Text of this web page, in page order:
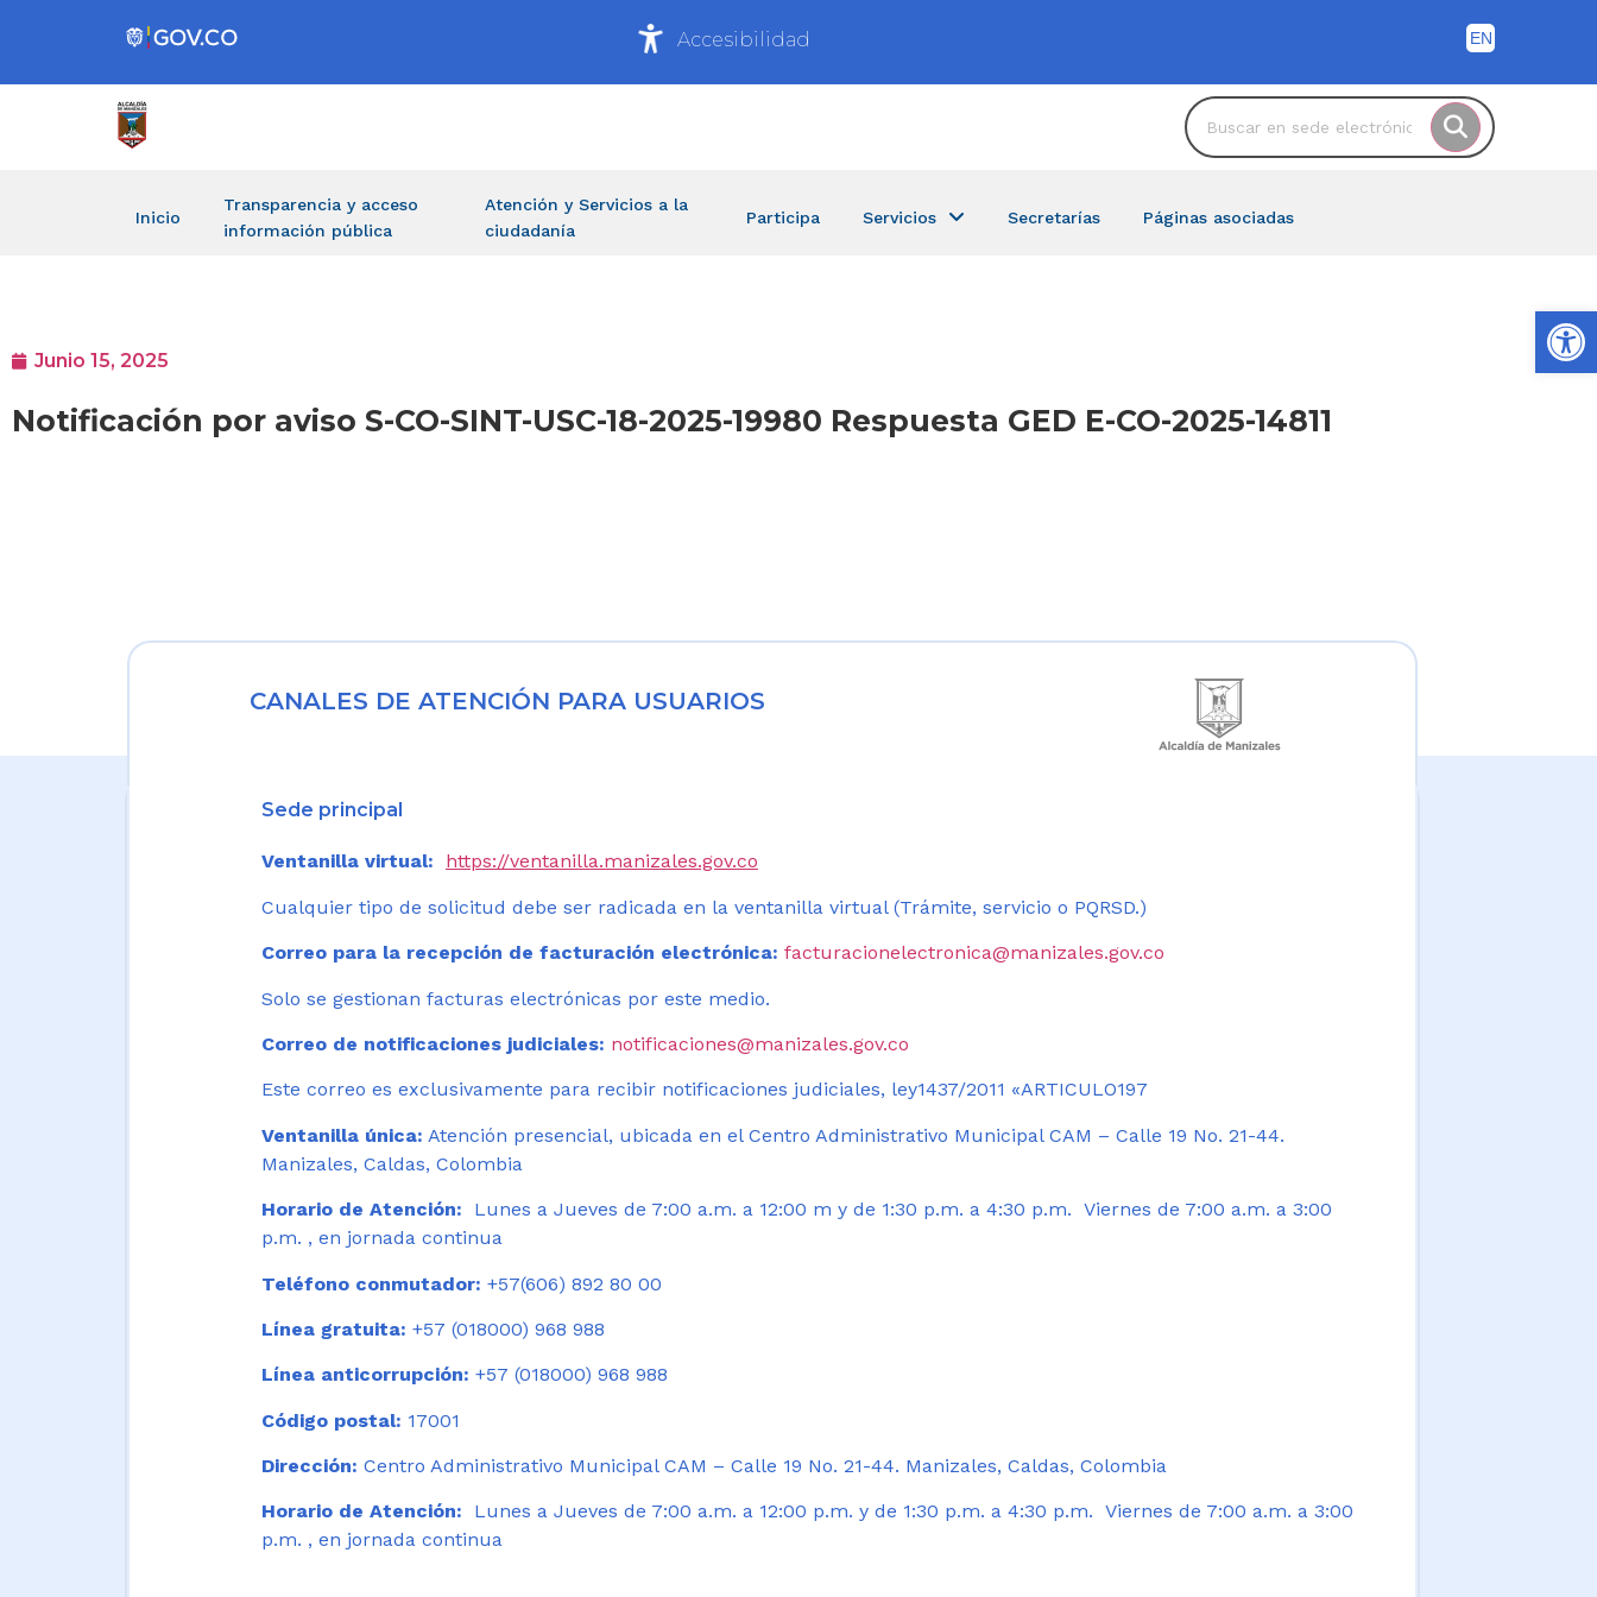
Accesibilidad
Inicio
Transparencia y acceso
información pública
Atención y Servicios a la
ciudadanía
Participa Servicios Secretarías Páginas asociadas
Junio 15, 2025
Notificación por aviso S-CO-SINT-USC-18-2025-19980 Respuesta GED E-CO-2025-14811
CANALES DE ATENCIÓN PARA USUARIOS
Sede principal
Ventanilla virtual: https://ventanilla.manizales.gov.co
Cualquier tipo de solicitud debe ser radicada en la ventanilla virtual (Trámite, servicio o PQRSD.)
Correo para la recepción de facturación electrónica: facturacionelectronica@manizales.gov.co
Solo se gestionan facturas electrónicas por este medio.
Correo de notificaciones judiciales: notificaciones@manizales.gov.co
Este correo es exclusivamente para recibir notificaciones judiciales, ley1437/2011 «ARTICULO197
Ventanilla única: Atención presencial, ubicada en el Centro Administrativo Municipal CAM – Calle 19 No. 21-44.
Manizales, Caldas, Colombia
Horario de Atención:
Lunes a Jueves de 7:00 a.m. a 12:00 m y de 1:30 p.m. a 4:30 p.m. Viernes de 7:00 a.m. a 3:00
p.m. , en jornada continua
Teléfono conmutador: +57(606) 892 80 00
Línea gratuita: +57 (018000) 968 988
Línea anticorrupción: +57 (018000) 968 988
Código postal: 17001
Dirección: Centro Administrativo Municipal CAM – Calle 19 No. 21-44. Manizales, Caldas, Colombia
Horario de Atención: Lunes a Jueves de 7:00 a.m. a 12:00 p.m. y de 1:30 p.m. a 4:30 p.m. Viernes de 7:00 a.m. a 3:00
p.m. , en jornada continua